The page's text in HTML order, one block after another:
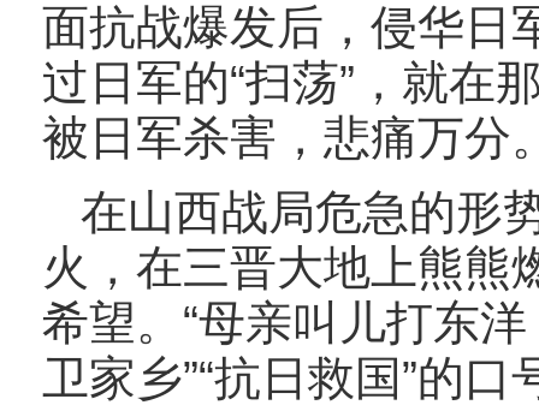
面抗战爆发后，侵华日
过日军的“扫荡”，就在
被日军杀害，悲痛万分
在山西战局危急的形
火，在三晋大地上熊熊
希望。“母亲叫儿打东
卫家乡”“抗日救国”的